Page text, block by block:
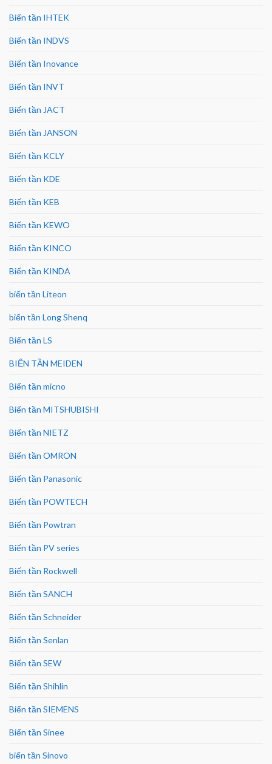
Biến tần IHTEK
Biến tần INDVS
Biến tần Inovance
Biến tần INVT
Biến tần JACT
Biến tần JANSON
Biến tần KCLY
Biến tần KDE
Biến tần KEB
Biến tần KEWO
Biến tần KINCO
Biến tần KINDA
biến tần Liteon
biến tần Long Shenq
Biến tần LS
BIẾN TẦN MEIDEN
Biến tần micno
Biến tần MITSHUBISHI
Biến tần NIETZ
Biến tần OMRON
Biến tần Panasonic
Biến tần POWTECH
Biến tần Powtran
Biến tần PV series
Biến tần Rockwell
Biến tần SANCH
Biến tần Schneider
Biến tần Senlan
Biến tần SEW
Biến tần Shihlin
Biến tần SIEMENS
Biến tần Sinee
biến tần Sinovo